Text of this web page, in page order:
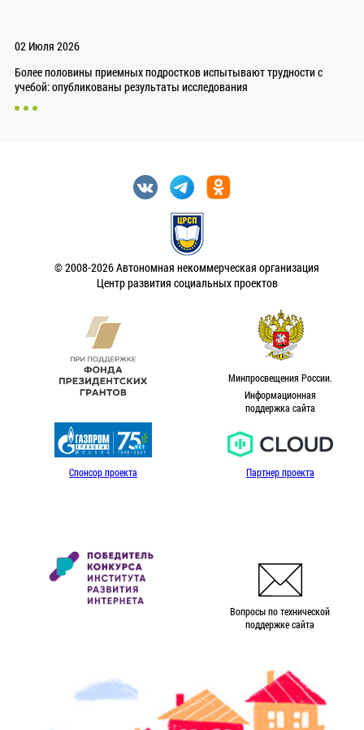
02 Июля 2026
Более половины приемных подростков испытывают трудности с
учебой: опубликованы результаты исследования
© 2008-2026 Автономная некоммерческая организация
Центр развития социальных проектов
Минпросвещения России.
Информационная
поддержка сайта
Спонсор проекта Партнер проекта
Вопросы по технической
поддержке сайта